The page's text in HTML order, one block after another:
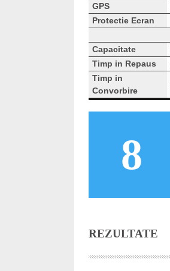
GPS
Protectie Ecran
Capacitate
Timp in Repaus
Timp in
Convorbire
8
REZULTATE